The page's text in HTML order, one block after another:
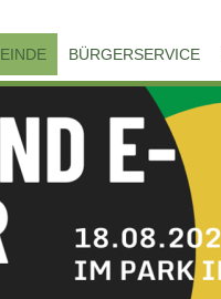
BÜRGERSERVICE